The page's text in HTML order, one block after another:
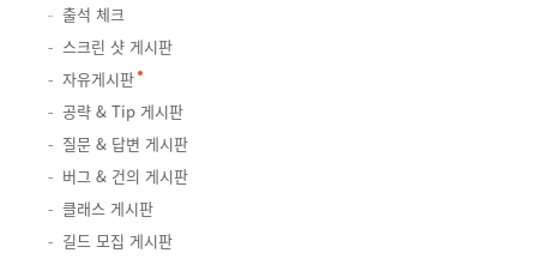
출석 체크
스크린 샷 게시판
자유게시판
공략 & Tip 게시판
질문 & 답변 게시판
버그 & 건의 게시판
클래스 게시판
길드 모집 게시판